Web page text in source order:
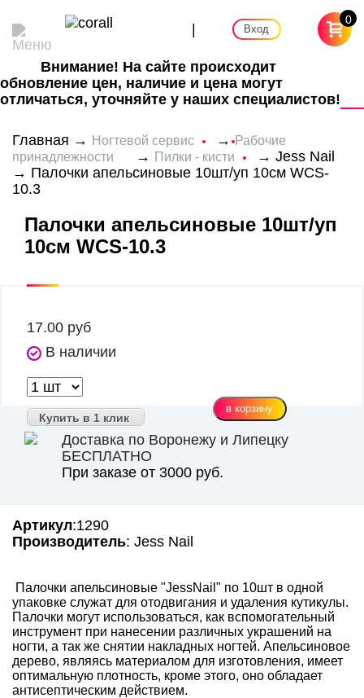
| Вход
0
Внимание! На сайте происходит
обновление цен, наличие и цена могут
отличаться, уточняйте у наших специалистов!
Главная → Ногтевой сервис →Рабочие
принадлежности
→ Пилки - кисти → Jess Nail
→ Палочки апельсиновые 10шт/уп 10см WCS-
10.3
Палочки апельсиновые 10шт/уп
10см WCS-10.3
17.00 руб
В наличии
Купить в 1 клик
Доставка по Воронежу и Липецку
БЕСПЛАТНО
При заказе от 3000 руб.
Артикул:1290
Производитель: Jess Nail
Палочки апельсиновые "JessNail" по 10шт в одной
упаковке служат для отодвигания и удаления кутикулы.
Палочки могут использоваться, как вспомогательный
инструмент при нанесении различных украшений на
ногти, а так же снятии накладных ногтей. Апельсиновое
дерево, являясь материалом для изготовления, имеет
оптимальную плотность, кроме этого, оно обладает
антисептическим действием.